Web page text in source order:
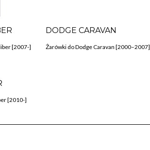
[2007-]
DODGE CARAVAN
Żarówki do Dodge Caravan [2000–2007]
[2010-]